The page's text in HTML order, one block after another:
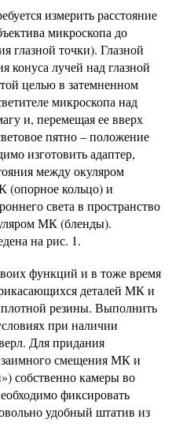
измерить расстояние
микроскопа до
глазной точки). Глазной
конуса лучей над глазной
целью в затемненном
микроскопа над
и, перемещая ее вверх
пятно – положение
изготовить адаптер,
между окуляром
кольцо) и
света в пространство
МК (бленды).
на рис. 1.
функций и в тоже время
деталей МК и
резины. Выполнить
при наличии
Для придания
смещения МК и
собственно камеры во
фиксировать
удобный штатив из